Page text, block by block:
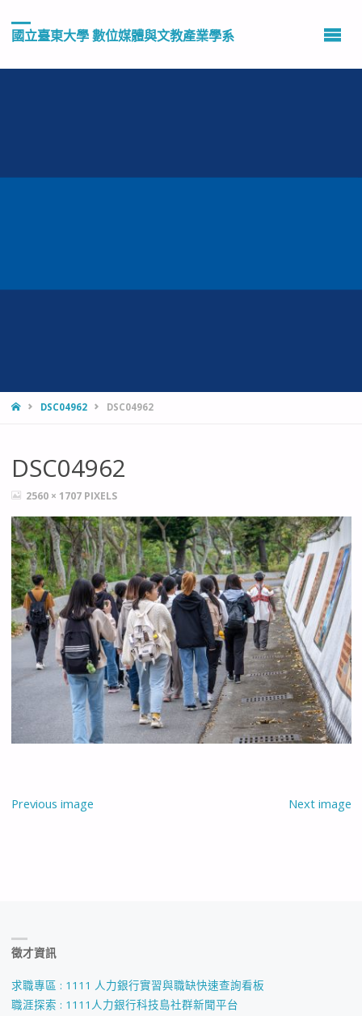
國立臺東大學 數位媒體與文教產業學系
HOMEDSC04962 DSC04962
DSC04962
FULL2560 × 1707 PIXELS
Previous image Next image
徵才資訊
求職專區 : 1111 人力銀行實習與職缺快速查詢看板
職涯探索 : 1111人力銀行科技島社群新聞平台